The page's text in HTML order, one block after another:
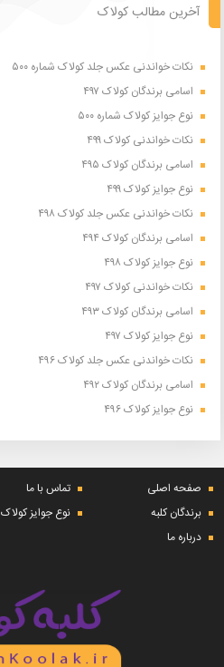
آخرین مطالب کولاک
نکات خواندنی عکس جلد کولاک شماره ۵۰۰
اسامی برندگان کولاک ۴۹۷
نوع جوایز کولاک شماره ۵۰۰
نکات خواندنی کولاک ۴۹۹
اسامی برندگان کولاک ۴۹۵
نوع جوایز کولاک ۴۹۹
نکات خواندنی عکس جلد کولاک ۴۹۸
اسامی برندگان کولاک ۴۹۴
نوع جوایز کولاک ۴۹۸
نکات خواندنی کولاک ۴۹۷
اسامی برندگان کولاک ۴۹۳
نوع جوایز کولاک ۴۹۷
نکات خواندنی عکس جلد کولاک ۴۹۶
اسامی برندگان کولاک ۴۹۲
نوع جوایز کولاک ۴۹۶
صفحه اصلی تماس با ما
برندگان کلبه
نوع جوایز کولاک
درباره ما